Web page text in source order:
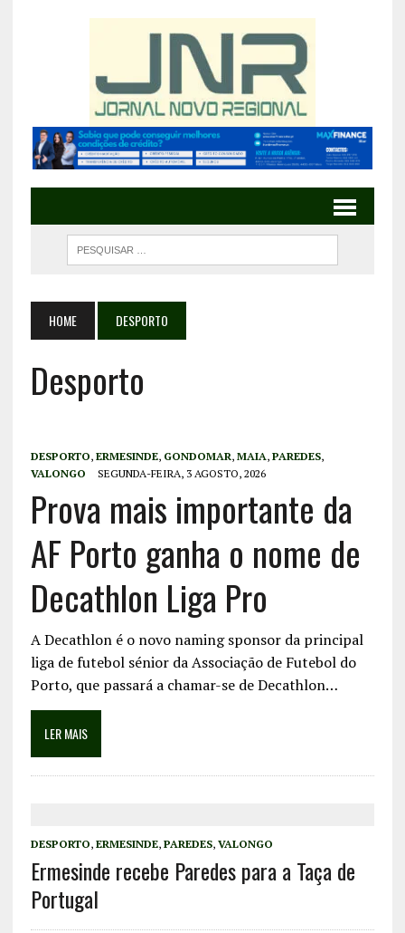
HOME DESPORTO
Desporto
DESPORTO, ERMESINDE, GONDOMAR, MAIA, PAREDES,
VALONGO
SEGUNDA-FEIRA, 3 AGOSTO, 2026
Prova mais importante da
AF Porto ganha o nome de
Decathlon Liga Pro
A Decathlon é o novo naming sponsor da principal
liga de futebol sénior da Associação de Futebol do
Porto, que passará a chamar-se de Decathlon…
LER MAIS
DESPORTO, ERMESINDE, PAREDES, VALONGO
Ermesinde recebe Paredes para a Taça de
Portugal